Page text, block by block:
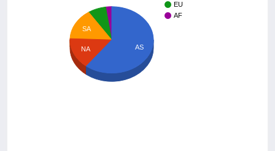
EU
AF
SA
NA AS